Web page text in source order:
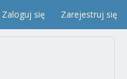
Zaloguj się Zarejestruj się